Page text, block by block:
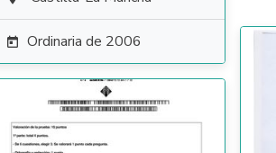
 Ordinaria de 2006